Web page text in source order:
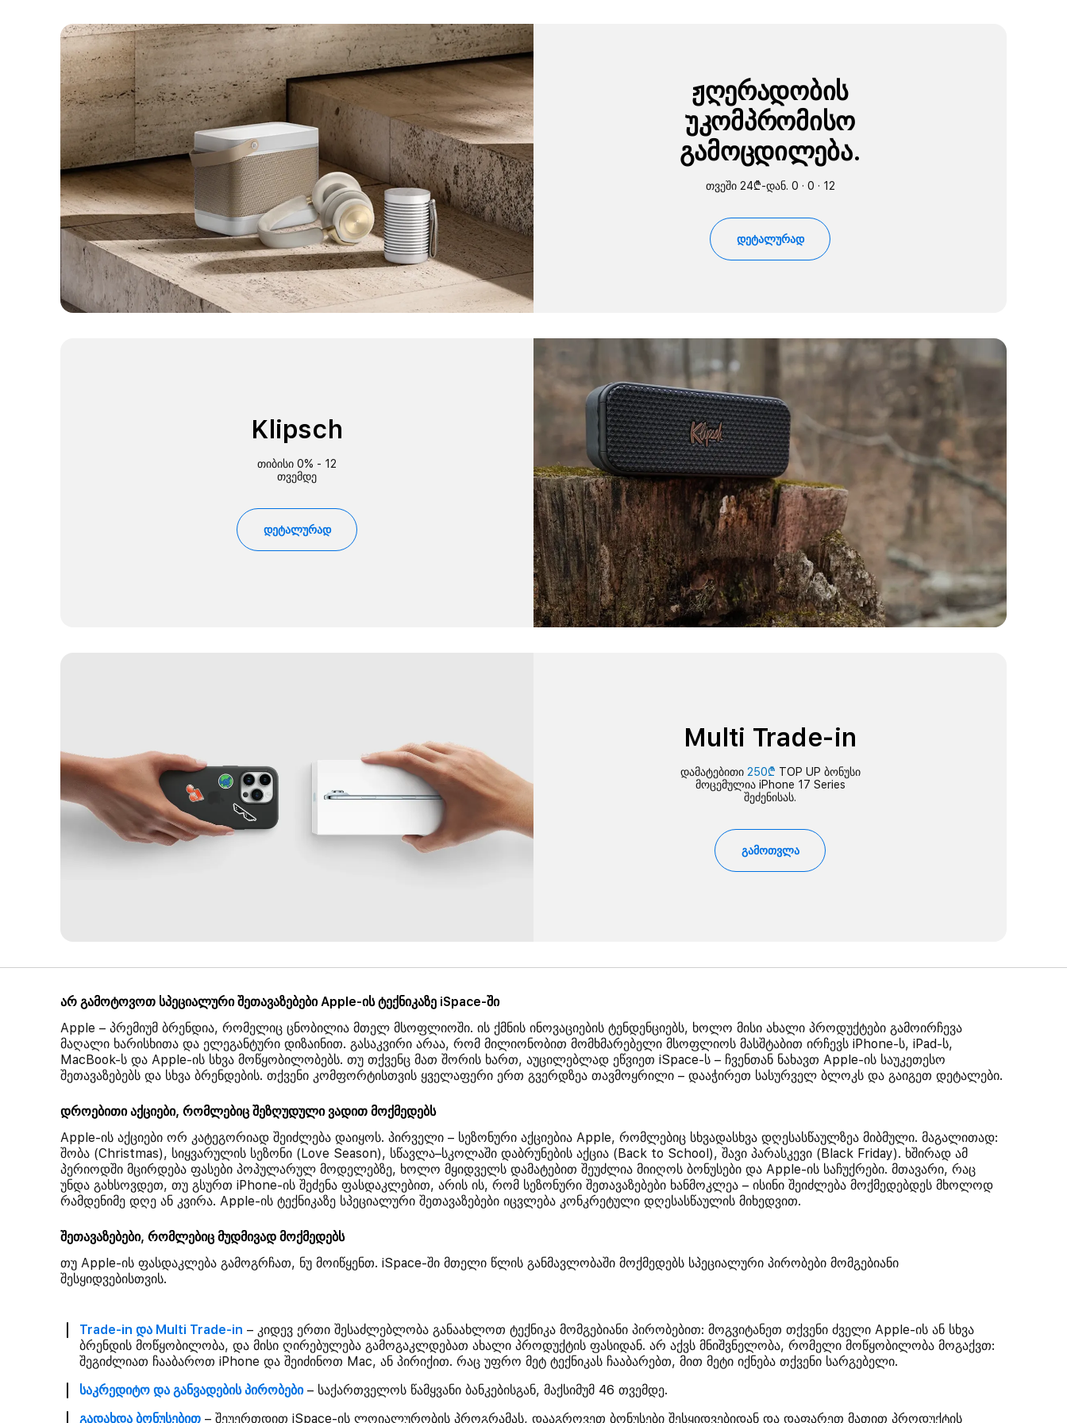
ჟღერადობის
უკომპრომისო
გამოცდილება.
თვეში 24₾-დან. 0 · 0 · 12
დეტალურად
Klipsch
თიბისი 0% - 12
თვემდე
დეტალურად
Multi Trade-in
დამატებითი 250₾ TOP UP ბონუსი
მოცემულია iPhone 17 Series
შეძენისას.
გამოთვლა
არ გამოტოვოთ სპეციალური შეთავაზებები Apple-ის ტექნიკაზე iSpace-ში
Apple – პრემიუმ ბრენდია, რომელიც ცნობილია მთელ მსოფლიოში. ის ქმნის ინოვაციების ტენდენციებს, ხოლო მისი ახალი პროდუქტები გამოირჩევა
მაღალი ხარისხითა და ელეგანტური დიზაინით. გასაკვირი არაა, რომ მილიონობით მომხმარებელი მსოფლიოს მასშტაბით ირჩევს iPhone-ს, iPad-ს,
MacBook-ს და Apple-ის სხვა მოწყობილობებს. თუ თქვენც მათ შორის ხართ, აუცილებლად ეწვიეთ iSpace-ს – ჩვენთან ნახავთ Apple-ის საუკეთესო
შეთავაზებებს და სხვა ბრენდების. თქვენი კომფორტისთვის ყველაფერი ერთ გვერდზეა თავმოყრილი – დააჭირეთ სასურველ ბლოკს და გაიგეთ დეტალები.
დროებითი აქციები, რომლებიც შეზღუდული ვადით მოქმედებს
Apple-ის აქციები ორ კატეგორიად შეიძლება დაიყოს. პირველი – სეზონური აქციებია Apple, რომლებიც სხვადასხვა დღესასწაულზეა მიბმული. მაგალითად:
შობა (Christmas), სიყვარულის სეზონი (Love Season), სწავლა–სკოლაში დაბრუნების აქცია (Back to School), შავი პარასკევი (Black Friday). ხშირად ამ
პერიოდში მცირდება ფასები პოპულარულ მოდელებზე, ხოლო მყიდველს დამატებით შეუძლია მიიღოს ბონუსები და Apple-ის საჩუქრები. მთავარი, რაც
უნდა გახსოვდეთ, თუ გსურთ iPhone-ის შეძენა ფასდაკლებით, არის ის, რომ სეზონური შეთავაზებები ხანმოკლეა – ისინი შეიძლება მოქმედებდეს მხოლოდ
რამდენიმე დღე ან კვირა. Apple-ის ტექნიკაზე სპეციალური შეთავაზებები იცვლება კონკრეტული დღესასწაულის მიხედვით.
შეთავაზებები, რომლებიც მუდმივად მოქმედებს
თუ Apple-ის ფასდაკლება გამოგრჩათ, ნუ მოიწყენთ. iSpace-ში მთელი წლის განმავლობაში მოქმედებს სპეციალური პირობები მომგებიანი
შესყიდვებისთვის.
Trade-in და Multi Trade-in – კიდევ ერთი შესაძლებლობა განაახლოთ ტექნიკა მომგებიანი პირობებით: მოგვიტანეთ თქვენი ძველი Apple-ის ან სხვა
ბრენდის მოწყობილობა, და მისი ღირებულება გამოგაკლდებათ ახალი პროდუქტის ფასიდან. არ აქვს მნიშვნელობა, რომელი მოწყობილობა მოგაქვთ:
შეგიძლიათ ჩააბაროთ iPhone და შეიძინოთ Mac, ან პირიქით. რაც უფრო მეტ ტექნიკას ჩააბარებთ, მით მეტი იქნება თქვენი სარგებელი.
საკრედიტო და განვადების პირობები– საქართველოს წამყვანი ბანკებისგან, მაქსიმუმ 46 თვემდე.
გადახდა ბონუსებით – შეუერთდით iSpace-ის ლოიალურობის პროგრამას, დააგროვეთ ბონუსები შესყიდვებიდან და დაფარეთ მათით პროდუქტის